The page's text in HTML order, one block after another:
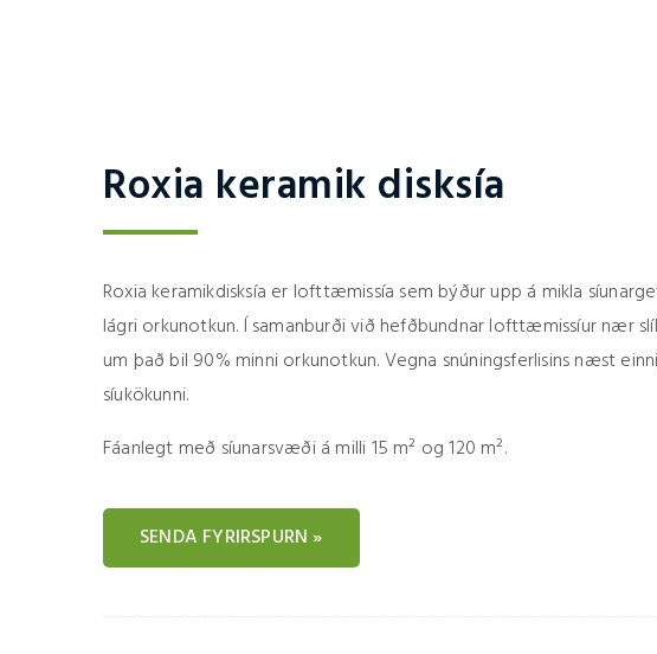
Roxia keramik disksía
Roxia keramikdisksía er lofttæmissía sem býður upp á mikla
lágri orkunotkun. Í samanburði við hefðbundnar lofttæmissíur nær
um það bil 90% minni orkunotkun. Vegna snúningsferlisins næst
síukökunni.
Fáanlegt með síunarsvæði á milli 15 m² og 120 m².
SENDA FYRIRSPURN »